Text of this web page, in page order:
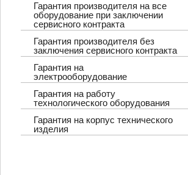
Гарантия производителя на все
оборудование при заключении
сервисного контракта
Гарантия производителя без
заключения сервисного контракта
Гарантия на
электрооборудование
Гарантия на работу
технологического оборудования
Гарантия на корпус технического
изделия